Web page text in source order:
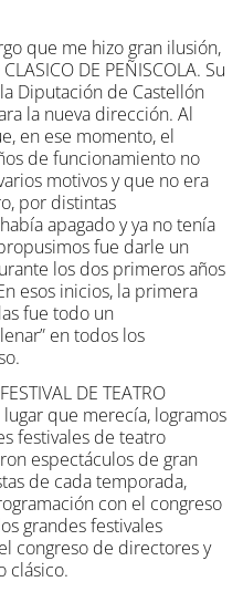
que me hizo gran ilusión,
DE PEÑISCOLA. Su
Diputación de Castellón
la nueva dirección. Al
en ese momento, el
de funcionamiento no
motivos y que no era
por distintas
apagado y ya no tenía
fue darle un
los dos primeros años
esos inicios, la primera
fue todo un
en todos los
DE TEATRO
lugar que merecía, logramos
festivales de teatro
espectáculos de gran
de cada temporada,
con el congreso
grandes festivales
congreso de directores y
clásico.